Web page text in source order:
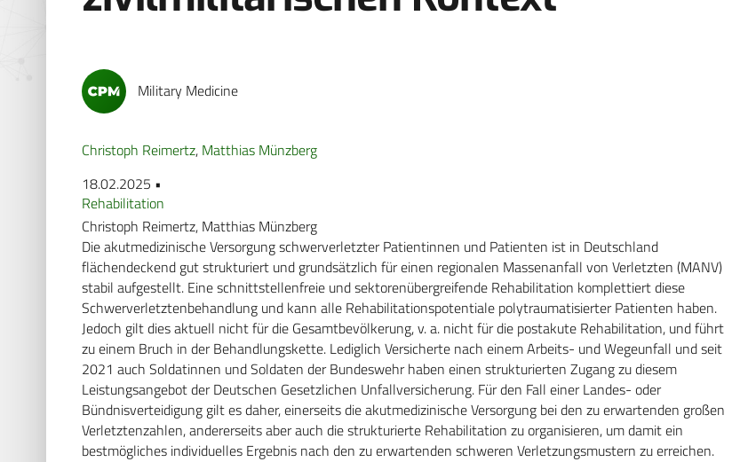
Military Medicine
Christoph Reimertz, Matthias Münzberg
18.02.2025 •
Rehabilitation
Christoph Reimertz, Matthias Münzberg
Die akutmedizinische Versorgung schwerverletzter Patientinnen und Patienten ist in Deutschland
flächendeckend gut strukturiert und grundsätzlich für einen regionalen Massenanfall von Verletzten (MANV)
stabil aufgestellt. Eine schnittstellenfreie und sektorenübergreifende Rehabilitation komplettiert diese
Schwerverletztenbehandlung und kann alle Rehabilitationspotentiale polytraumatisierter Patienten haben.
Jedoch gilt dies aktuell nicht für die Gesamtbevölkerung, v. a. nicht für die postakute Rehabilitation, und führt
zu einem Bruch in der Behandlungskette. Lediglich Versicherte nach einem Arbeits- und Wegeunfall und seit
2021 auch Soldatinnen und Soldaten der Bundeswehr haben einen strukturierten Zugang zu diesem
Leistungsangebot der Deutschen Gesetzlichen Unfallversicherung. Für den Fall einer Landes- oder
Bündnisverteidigung gilt es daher, einerseits die akutmedizinische Versorgung bei den zu erwartenden großen
Verletztenzahlen, andererseits aber auch die strukturierte Rehabilitation zu organisieren, um damit ein
bestmögliches individuelles Ergebnis nach den zu erwartenden schweren Verletzungsmustern zu erreichen.